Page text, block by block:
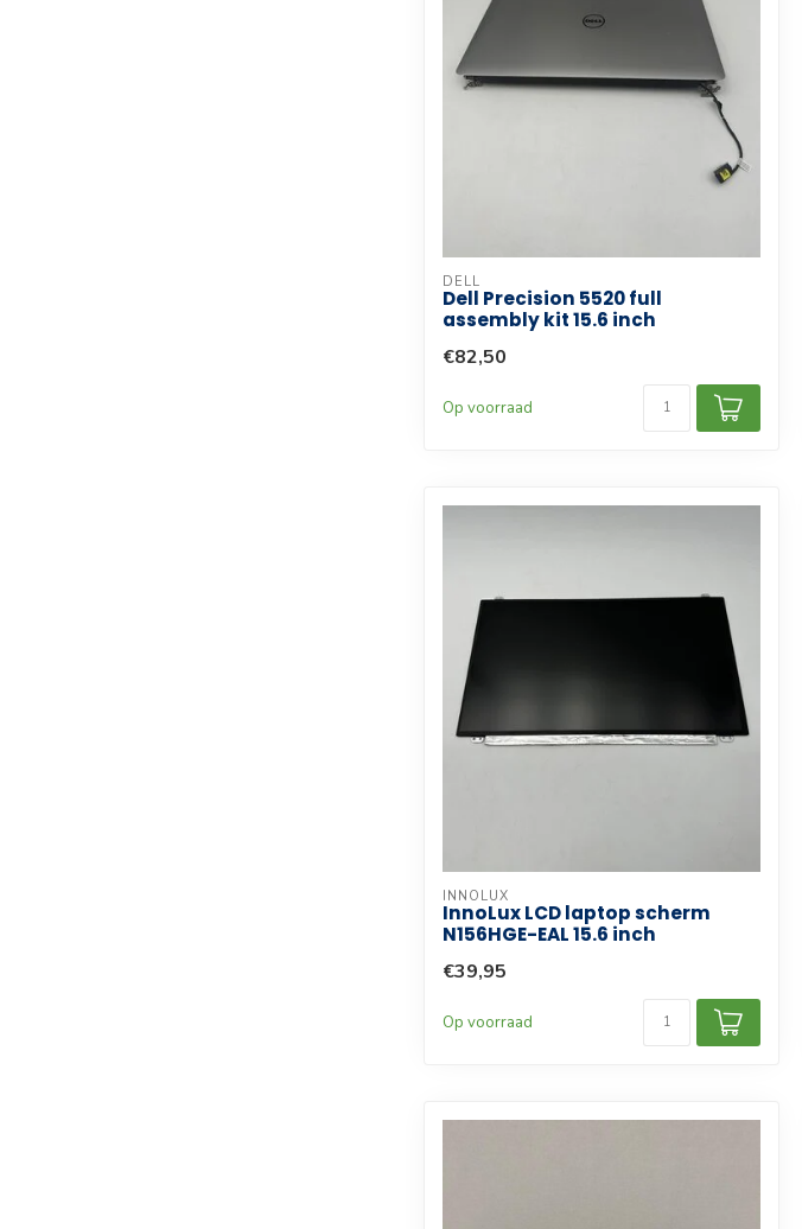
DELL
Dell Precision 5520 full
assembly kit 15.6 inch
€82,50
Op voorraad
INNOLUX
InnoLux LCD laptop scherm
N156HGE-EAL 15.6 inch
€39,95
Op voorraad